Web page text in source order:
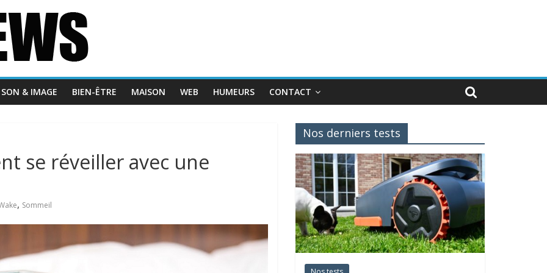
SON & IMAGE BIEN-ÊTRE MAISON WEB HUMEURS CONTACT
se réveiller avec une
, Sommeil
Nos derniers tests